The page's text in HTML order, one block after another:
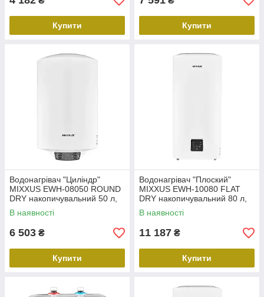
Купити Купити
Водонагрівач "Циліндр"
MIXXUS EWH-08050 ROUND
DRY накопичувальний 50 л,
сухий тен 2 kW (WH0608)
В наявності
6 503 ₴
Купити
Водонагрівач "Плоский"
MIXXUS EWH-10080 FLAT
DRY накопичувальний 80 л,
сухий тен 2 kW (WH0598)
В наявності
11 187 ₴
Купити